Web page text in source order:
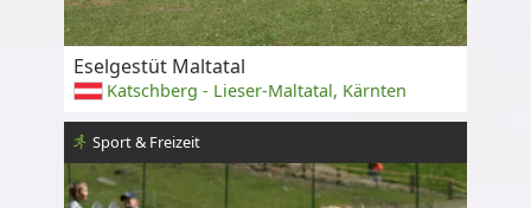
Eselgestüt Maltatal
Katschberg - Lieser-Maltatal, Kärnten
Sport & Freizeit